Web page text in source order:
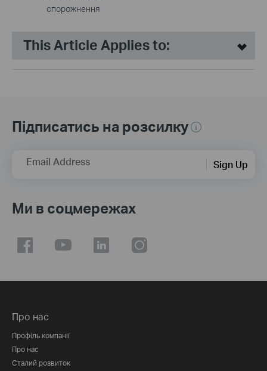
спорожнення
This Article Applies to:
Підписатись на розсилку
Email Address Sign Up
Ми в соцмережах
Про нас
Профіль компанії
Про нас
Сталий розвиток